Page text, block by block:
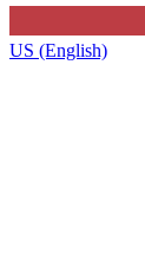
US (English)